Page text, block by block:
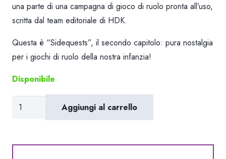
una parte di una campagna di gioco di ruolo pronta all’uso,
scritta dal team editoriale di HDK.
Questa è “Sidequests”, il secondo capitolo: pura nostalgia
per i giochi di ruolo della nostra infanzia!
Disponibile
HDK
GILGARETH
Aggiungi al carrello